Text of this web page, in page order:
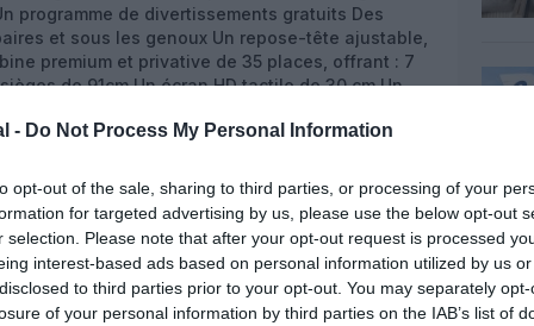
- Do Not Process My Personal Information
opt-out of the sale, sharing to third parties, or processing of your
for targeted advertising by us, please use the below opt-out
selection. Please note that after your opt-out request is processed
interest-based ads based on personal information utilized by us
to third parties prior to your opt-out. You may separately
of your personal information by third parties on the IAB’s list of
programme de divertissements gratuits Des
et sous les genoux Un repose-tête ajustable,
premium et privative de 35 places, offrant : 7
de 91cm Un écran HD tactile de 30 cm Un
Des prises PC et USB Une console centrale Un
des sièges « Maxi Leg »
apprécié l’article ?
nous, faites un don !